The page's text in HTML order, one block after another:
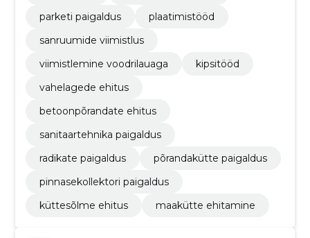
parketi paigaldus
plaatimistööd
sanruumide viimistlus
viimistlemine voodrilauaga
kipsitööd
vahelagede ehitus
betoonpõrandate ehitus
sanitaartehnika paigaldus
radikate paigaldus
põrandakütte paigaldus
pinnasekollektori paigaldus
küttesõlme ehitus
maakütte ehitamine